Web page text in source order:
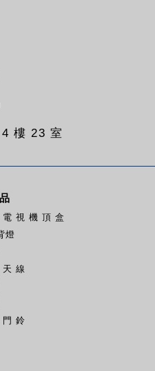
樓 23 室
電 視 機 頂 盒
燈
天 線
門 鈴